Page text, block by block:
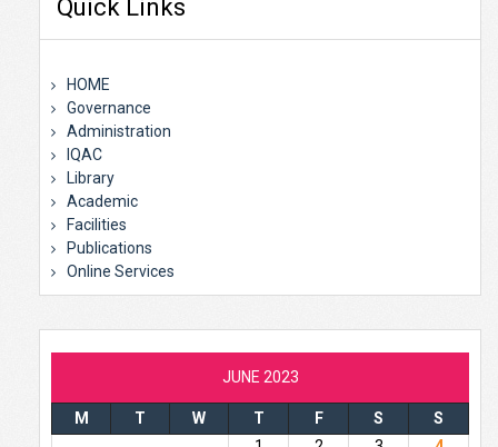
Quick Links
HOME
Governance
Administration
IQAC
Library
Academic
Facilities
Publications
Online Services
JUNE 2023
M T W T F S
S